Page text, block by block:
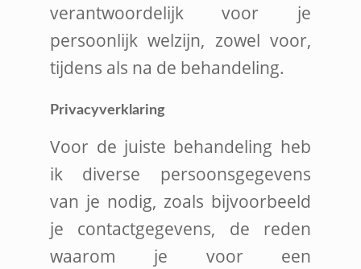
verantwoordelijk voor je
persoonlijk welzijn, zowel voor,
tijdens als na de behandeling.
Privacyverklaring
Voor de juiste behandeling heb
ik diverse persoonsgegevens
van je nodig, zoals bijvoorbeeld
je contactgegevens, de reden
waarom je voor een